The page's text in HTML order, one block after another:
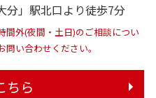
分」駅北口より徒歩7分
間外(夜間・土日)のご相談につい
問い合わせください。
ちら